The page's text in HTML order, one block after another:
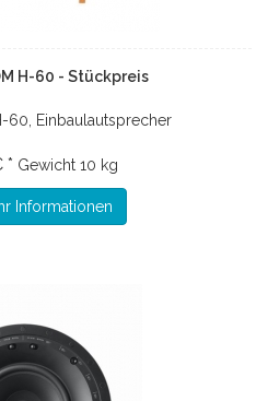
H-60 - Stückpreis
60, Einbaulautsprecher
* Gewicht 10 kg
Informationen